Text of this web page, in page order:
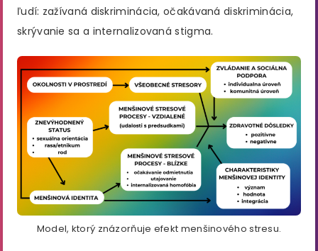
ľudí: zažívaná diskriminácia, očakávaná diskriminácia,
skrývanie sa a internalizovaná stigma.
Model, ktorý znázorňuje efekt menšinového stresu.